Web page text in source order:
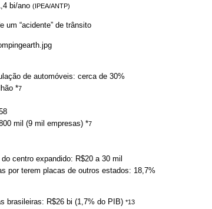
bi/ano (IPEA/ANTP)
um “acidente” de trânsito
de automóveis: cerca de 30%
*7
mil (9 mil empresas) *7
centro expandido: R$20 a 30 mil
por terem placas de outros estados: 18,7%
brasileiras: R$26 bi (1,7% do PIB) *13